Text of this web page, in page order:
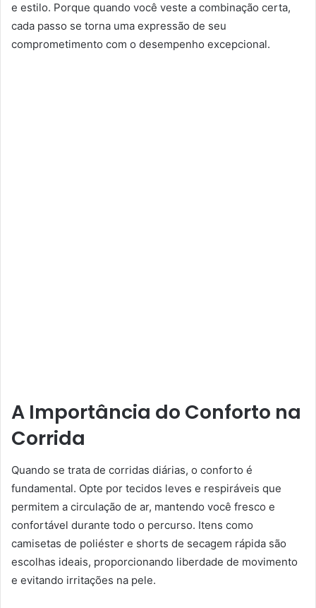
e estilo. Porque quando você veste a combinação certa,
cada passo se torna uma expressão de seu
comprometimento com o desempenho excepcional.
A Importância do Conforto na
Corrida
Quando se trata de corridas diárias, o conforto é
fundamental. Opte por tecidos leves e respiráveis que
permitem a circulação de ar, mantendo você fresco e
confortável durante todo o percurso. Itens como
camisetas de poliéster e shorts de secagem rápida são
escolhas ideais, proporcionando liberdade de movimento
e evitando irritações na pele.